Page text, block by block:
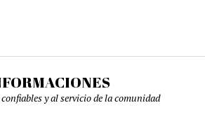
y al servicio de la comunidad